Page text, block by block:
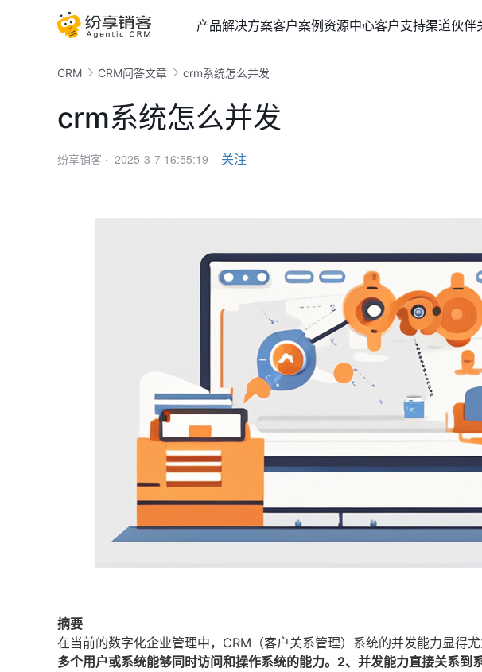
产品解决方案客户案例资源中心客户支持渠道伙伴
CRM CRM问答文章 crm系统怎么并发
crm系统怎么并发
纷享销客 · 2025-3-7 16:55:19 关注
摘要
在当前的数字化企业管理中，CRM（客户关系管理）系统的并发能力显得尤
多个用户或系统能够同时访问和操作系统的能力。2、并发能力直接关系